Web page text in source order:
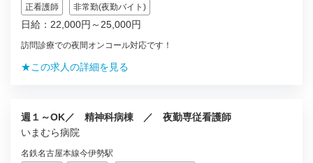
正看護師 非常勤(夜勤バイト)
日給：22,000円～25,000円
訪問診療での夜間オンコール対応です！
★この求人の詳細を見る
週１～OK／ 精神科病棟 ／ 夜勤専従看護師
いまむら病院
名鉄名古屋本線今伊勢駅